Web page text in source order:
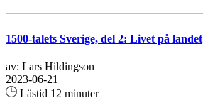
1500-talets Sverige, del 2: Livet på landet
av: Lars Hildingson
2023-06-21
Lästid 12 minuter